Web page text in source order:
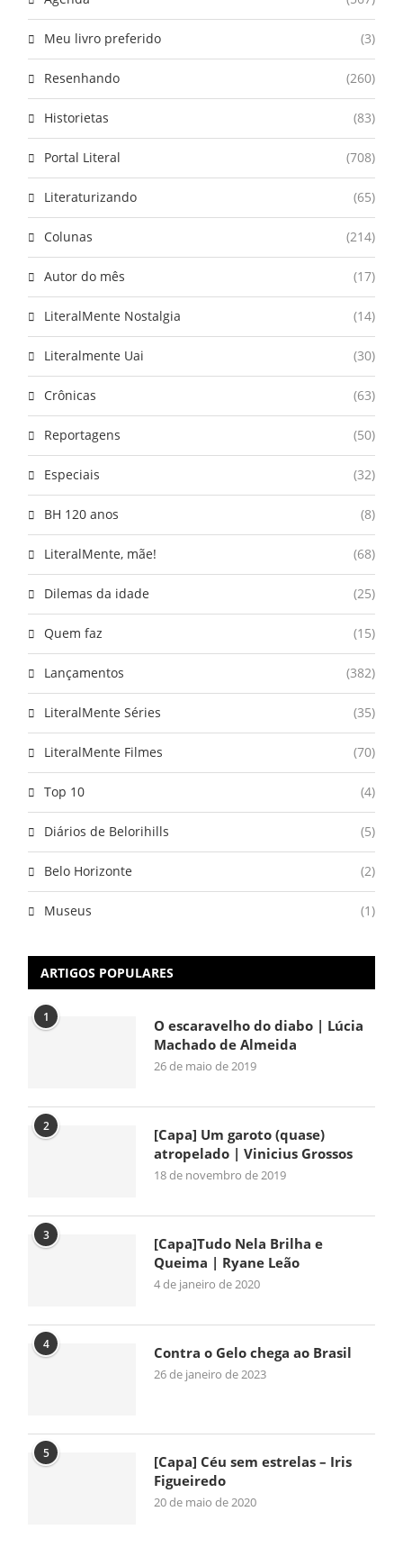
Meu livro preferido (3)
Resenhando (260)
Historietas (83)
Portal Literal (708)
Literaturizando (65)
Colunas (214)
Autor do mês (17)
LiteralMente Nostalgia (14)
Literalmente Uai (30)
Crônicas (63)
Reportagens (50)
Especiais (32)
BH 120 anos (8)
LiteralMente, mãe! (68)
Dilemas da idade (25)
Quem faz (15)
Lançamentos (382)
LiteralMente Séries (35)
LiteralMente Filmes (70)
Top 10 (4)
Diários de Belorihills (5)
Belo Horizonte (2)
Museus (1)
ARTIGOS POPULARES
1
O escaravelho do diabo | Lúcia
Machado de Almeida
26 de maio de 2019
2
[Capa] Um garoto (quase)
atropelado | Vinicius Grossos
18 de novembro de 2019
3
[Capa]Tudo Nela Brilha e
Queima | Ryane Leão
4 de janeiro de 2020
4 Contra o Gelo chega ao Brasil
26 de janeiro de 2023
5
[Capa] Céu sem estrelas – Iris
Figueiredo
20 de maio de 2020